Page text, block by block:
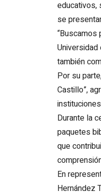
educativos,
se
“Buscamos
también
Por su
Castillo”,
Durante la
paquetes
que
En
Hernández